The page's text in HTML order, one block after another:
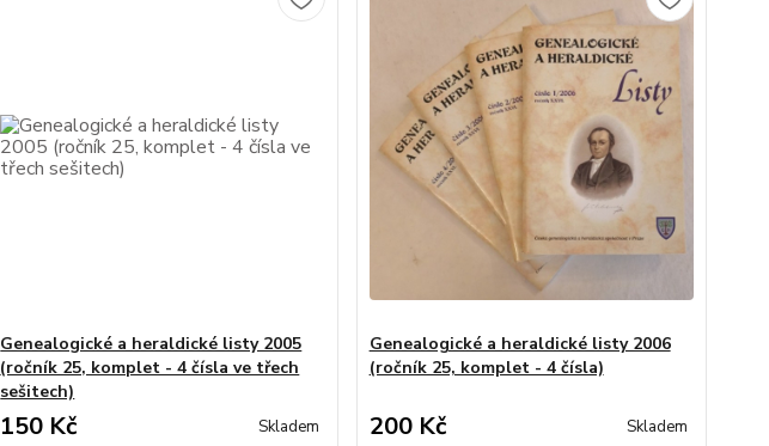
Genealogické a heraldické listy 2005
(ročník 25, komplet - 4 čísla ve třech
sešitech)
150 Kč Skladem
Genealogické a heraldické listy 2006
(ročník 25, komplet - 4 čísla)
200 Kč Skladem